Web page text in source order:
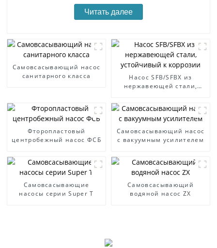
Читать далее
Самовсасывающий насос
санитарного класса
Насос SFB/SFBX из
нержавеющей стали,
Фторопластовый
центробежный насос ФСБ
Самовсасывающий насос
с вакуумным усилителем
Самовсасывающие
насосы серии Super T
Самовсасывающий
водяной насос ZX